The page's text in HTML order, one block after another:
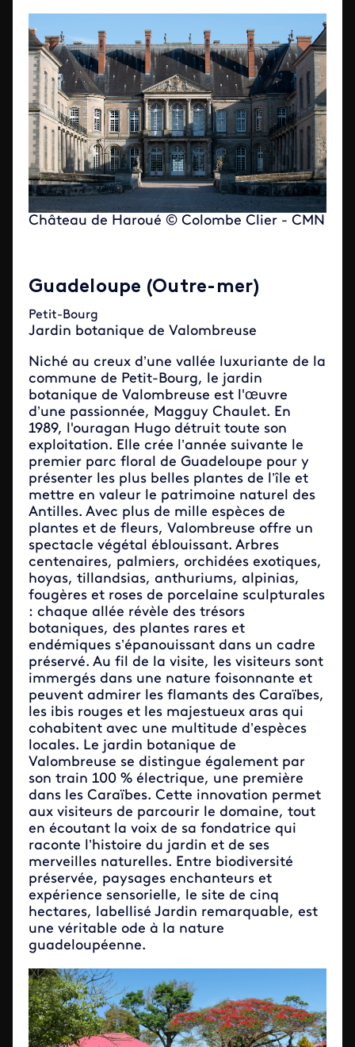
Château de Haroué © Colombe Clier - CMN
Guadeloupe (Outre-mer)
Petit-Bourg
Jardin botanique de Valombreuse
Niché au creux d’une vallée luxuriante de la
commune de Petit-Bourg, le jardin
botanique de Valombreuse est l'œuvre
d’une passionnée, Magguy Chaulet. En
1989, l'ouragan Hugo détruit toute son
exploitation. Elle crée l’année suivante le
premier parc floral de Guadeloupe pour y
présenter les plus belles plantes de l’île et
mettre en valeur le patrimoine naturel des
Antilles. Avec plus de mille espèces de
plantes et de fleurs, Valombreuse offre un
spectacle végétal éblouissant. Arbres
centenaires, palmiers, orchidées exotiques,
hoyas, tillandsias, anthuriums, alpinias,
fougères et roses de porcelaine sculpturales
: chaque allée révèle des trésors
botaniques, des plantes rares et
endémiques s’épanouissant dans un cadre
préservé. Au fil de la visite, les visiteurs sont
immergés dans une nature foisonnante et
peuvent admirer les flamants des Caraïbes,
les ibis rouges et les majestueux aras qui
cohabitent avec une multitude d’espèces
locales. Le jardin botanique de
Valombreuse se distingue également par
son train 100 % électrique, une première
dans les Caraïbes. Cette innovation permet
aux visiteurs de parcourir le domaine, tout
en écoutant la voix de sa fondatrice qui
raconte l’histoire du jardin et de ses
merveilles naturelles. Entre biodiversité
préservée, paysages enchanteurs et
expérience sensorielle, le site de cinq
hectares, labellisé Jardin remarquable, est
une véritable ode à la nature
guadeloupéenne.